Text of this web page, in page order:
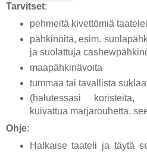
Tarvitset:
pehmeitä kivettömiä
pähkinöitä, esim.
ja suolattuja
maapähkinävoita
tummaa tai tavallista
(halutessasi koristeita,
kuivattua marjarouhetta,
Ohje:
Halkaise taateli ja täytä